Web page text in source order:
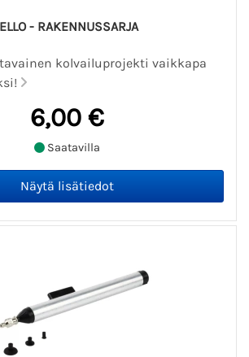
- RAKENNUSSARJA
kolvailuprojekti vaikkapa
6,00 €
Saatavilla